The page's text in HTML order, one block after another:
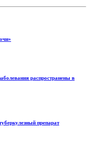
распространены в
препарат